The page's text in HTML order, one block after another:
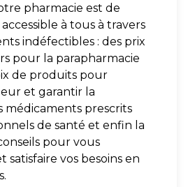
pharmacie est de
à tous à travers
indéfectibles : des prix
pour la parapharmacie
de produits pour
et garantir la
médicaments prescrits
de santé et enfin la
pour vous
satisfaire vos besoins en